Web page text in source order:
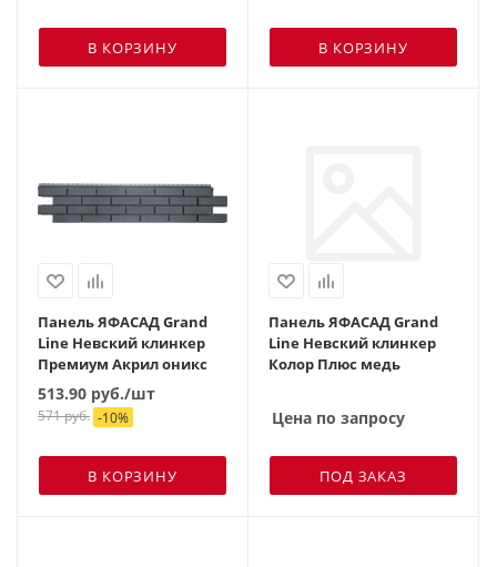
В КОРЗИНУ В КОРЗИНУ
Панель ЯФАСАД Grand
Line Невский клинкер
Премиум Акрил оникс
513.90 руб./шт
571руб. -10%
В КОРЗИНУ
Панель ЯФАСАД Grand
Line Невский клинкер
Колор Плюс медь
Цена по запросу
ПОД ЗАКАЗ